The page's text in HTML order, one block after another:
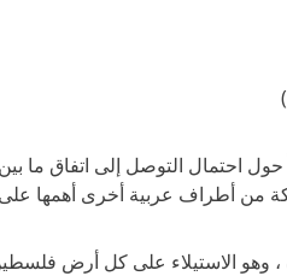
حول احتمال التوصل إلى اتفاق ما
من أطراف عربية أخرى أهمها على
، وهو الاستيلاء على كل أرض